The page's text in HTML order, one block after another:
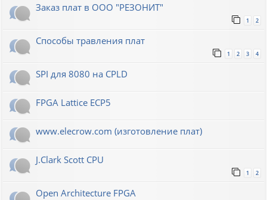
Заказ плат в ООО "РЕЗОНИТ"
1 2
Способы травления плат
1 2 3 4
SPI для 8080 на CPLD
FPGA Lattice ECP5
www.elecrow.com (изготовление плат)
J.Clark Scott CPU
1 2
Open Architecture FPGA